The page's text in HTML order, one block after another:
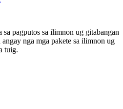
pagputos sa ilimnon ug gitabangan
nga mga pakete sa ilimnon ug
tuig.